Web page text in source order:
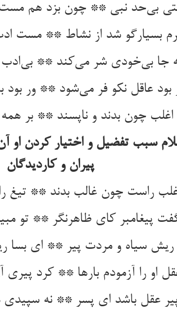
بی‌حد نبی ** چون بزد هم
بسیارگو شد از نشاط ** مست
جا بی‌خودی شر می‌کند ** بی‌ادب
بود عاقل نکو فر می‌شود ** ور
چون بدند و ناپسند ** بر همه
سبب تفضیل و اختیار کردن او
پیران و کاردیدگان
راست چون غالب بدند ** تیغ
پیغامبر کای ظاهرنگر ** تو
ریش سیاه و مردت پیر ** ای بسا
او را آزمودم بارها ** کرد پیری
عقل باشد ای پسر ** نه سپیدی